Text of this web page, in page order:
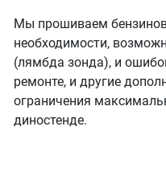
Мы прошиваем
необходимости,
(лямбда зонда), и
ремонте, и другие
ограничения
диностенде.